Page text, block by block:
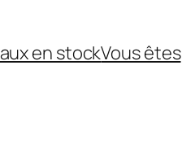
en stockVous êtes